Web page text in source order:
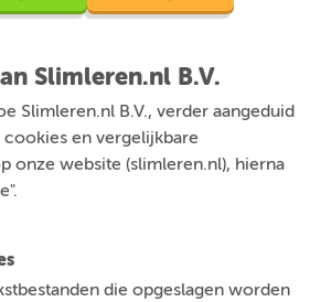
Slimleren.nl B.V.
Slimleren.nl B.V., verder aangeduid
cookies en vergelijkbare
onze website (slimleren.nl), hierna
die opgeslagen worden